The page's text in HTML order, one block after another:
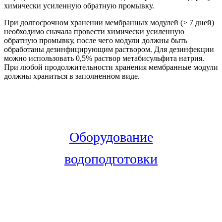
химически усиленную обратную промывку.
При долгосрочном хранении мембранных модулей (> 7 дней)
необходимо сначала провести химически усиленную
обратную промывку, после чего модули должны быть
обработаны дезинфицирующим раствором. Для дезинфекции
можно использовать 0,5% раствор метабисульфита натрия.
При любой продолжительности хранения мембранные модули
должны храниться в заполненном виде.
Оборудование
водоподготовки